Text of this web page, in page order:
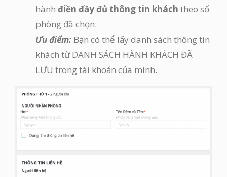
hành điền đầy đủ thông tin khách theo số
phòng đã chọn:
Ưu điểm: Bạn có thể lấy danh sách thông tin
khách từ DANH SÁCH HÀNH KHÁCH ĐÃ
LƯU trong tài khoản của mình.